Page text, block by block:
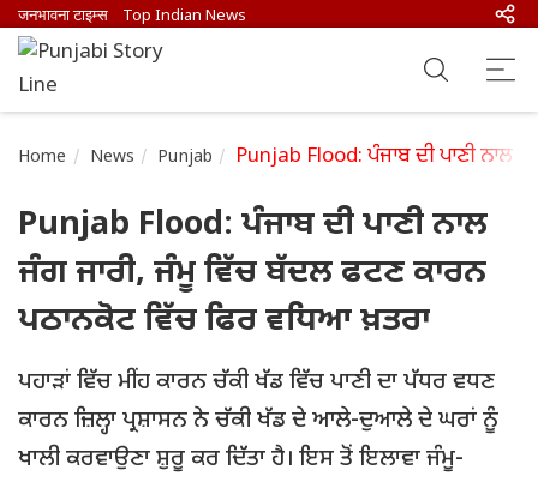
जनभावना टाइम्स Top Indian News
Home News Punjab Punjab Flood: ਪੰਜਾਬ ਦੀ ਪਾਣੀ ਨਾਲ
Punjab Flood: ਪੰਜਾਬ ਦੀ ਪਾਣੀ ਨਾਲ
ਜੰਗ ਜਾਰੀ, ਜੰਮੂ ਵਿੱਚ ਬੱਦਲ ਫਟਣ ਕਾਰਨ
ਪਠਾਨਕੋਟ ਵਿੱਚ ਫਿਰ ਵਧਿਆ ਖ਼ਤਰਾ
ਪਹਾੜਾਂ ਵਿੱਚ ਮੀਂਹ ਕਾਰਨ ਚੱਕੀ ਖੱਡ ਵਿੱਚ ਪਾਣੀ ਦਾ ਪੱਧਰ ਵਧਣ
ਕਾਰਨ ਜ਼ਿਲ੍ਹਾ ਪ੍ਰਸ਼ਾਸਨ ਨੇ ਚੱਕੀ ਖੱਡ ਦੇ ਆਲੇ-ਦੁਆਲੇ ਦੇ ਘਰਾਂ ਨੂੰ
ਖਾਲੀ ਕਰਵਾਉਣਾ ਸ਼ੁਰੂ ਕਰ ਦਿੱਤਾ ਹੈ। ਇਸ ਤੋਂ ਇਲਾਵਾ ਜੰਮੂ-